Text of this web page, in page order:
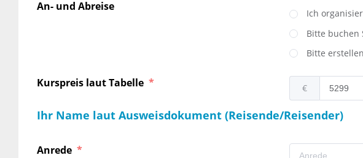
An- und Abreise
Ich
Bitte buchen
Bitte
Kurspreis laut Tabelle €
Ihr Name laut Ausweisdokument (Reisende/Reisender)
Anrede